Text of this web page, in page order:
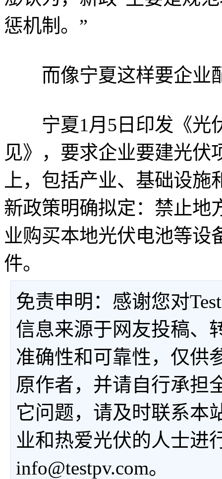
惩机制。”
而像宁夏这样要企业
宁夏1月5日印发《光
见》，要求企业要建光伏
上，包括产业、基础设
新政策明确拟定：禁止地
业购买本地光伏电池等设
件。
免责申明：感谢您对
信息来源于网友投稿、
准确性和可靠性，仅供
原作者，并请自行承担
它问题，请及时联系本
业和热爱光伏的人士进
info@testpv.com。